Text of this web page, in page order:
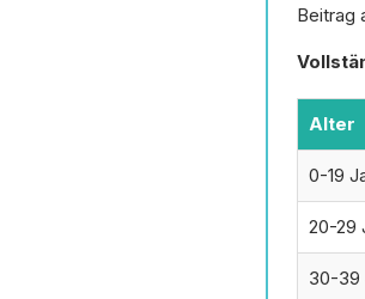
Beitrag
Alter
0-19
20-29
30-39